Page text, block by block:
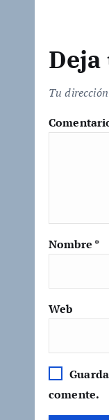
Tu
Nombre *
Web
comente.